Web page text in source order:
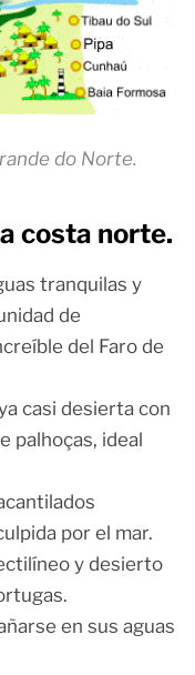
do Norte.
costa norte.
tranquilas y
de
del Faro de
casi desierta con
palhoças, ideal
por el mar.
y desierto
en sus aguas